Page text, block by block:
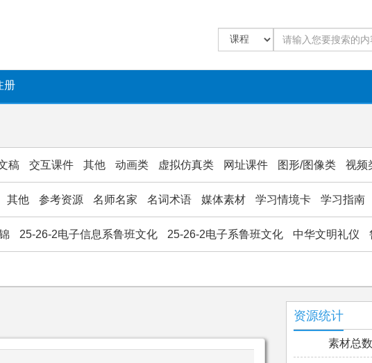
册
稿 交互课件 其他 动画类 虚拟仿真类 网址课件 图形/图像类 视频
其他 参考资源 名师名家 名词术语 媒体素材 学习情境卡 学习指南
25-26-2电子信息系鲁班文化 25-26-2电子系鲁班文化 中华文明礼仪 鲁
资源统计
素材总